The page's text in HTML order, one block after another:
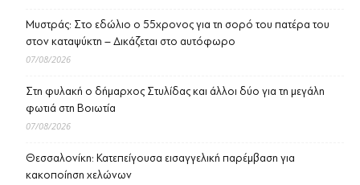
Μυστράς: Στο εδώλιο ο 55χρονος για τη σορό του πατέρα του
στον καταψύκτη – Δικάζεται στο αυτόφωρο
07/08/2026
Στη φυλακή ο δήμαρχος Στυλίδας και άλλοι δύο για τη μεγάλη
φωτιά στη Βοιωτία
07/08/2026
Θεσσαλονίκη: Κατεπείγουσα εισαγγελική παρέμβαση για
κακοποίηση χελώνων